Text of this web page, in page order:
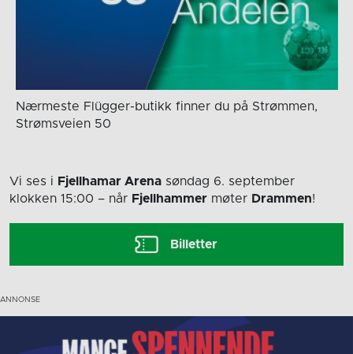
Nærmeste Flügger-butikk finner du på Strømmen,
Strømsveien 50
Vi ses i Fjellhamar Arena søndag 6. september
klokken 15:00 – når Fjellhammer møter Drammen!
Billetter